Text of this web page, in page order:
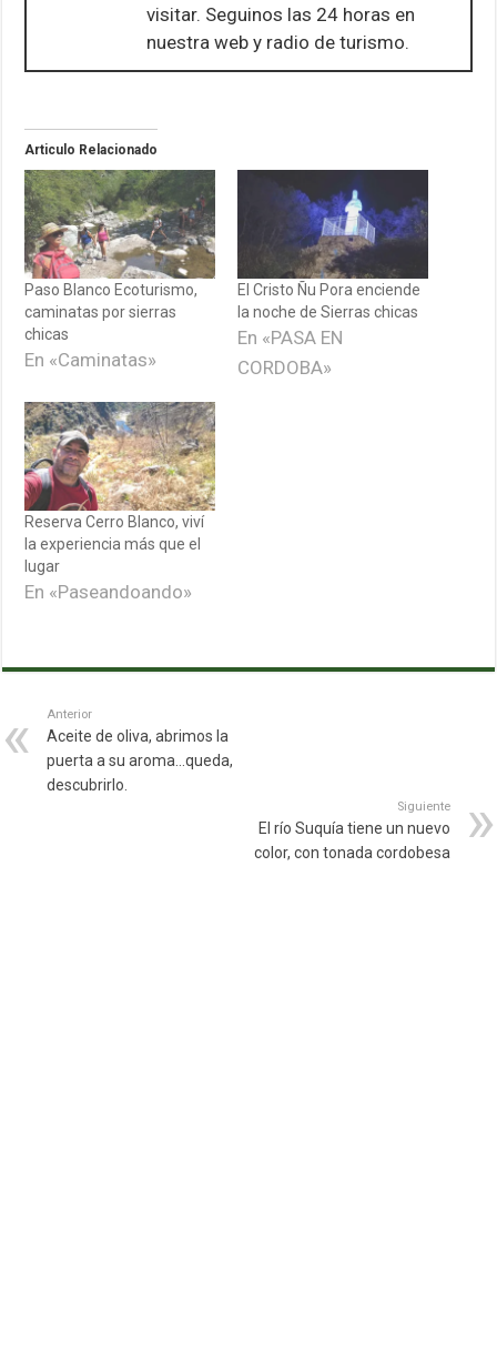
visitar. Seguinos las 24 horas en
nuestra web y radio de turismo.
Articulo Relacionado
Paso Blanco Ecoturismo,
caminatas por sierras
chicas
En «Caminatas»
El Cristo Ñu Pora enciende
la noche de Sierras chicas
En «PASA EN
CORDOBA»
Reserva Cerro Blanco, viví
la experiencia más que el
lugar
En «Paseandoando»
Anterior
Aceite de oliva, abrimos la
puerta a su aroma…queda,
descubrirlo.
Siguiente
El río Suquía tiene un nuevo
color, con tonada cordobesa